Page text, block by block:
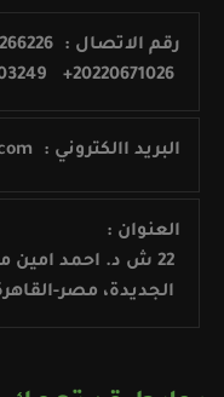
رقم الاتصال :
+20220671026
البريد االكتروني :
العنوان :
22 ش د. احمد امين
الجديدة، مصر-